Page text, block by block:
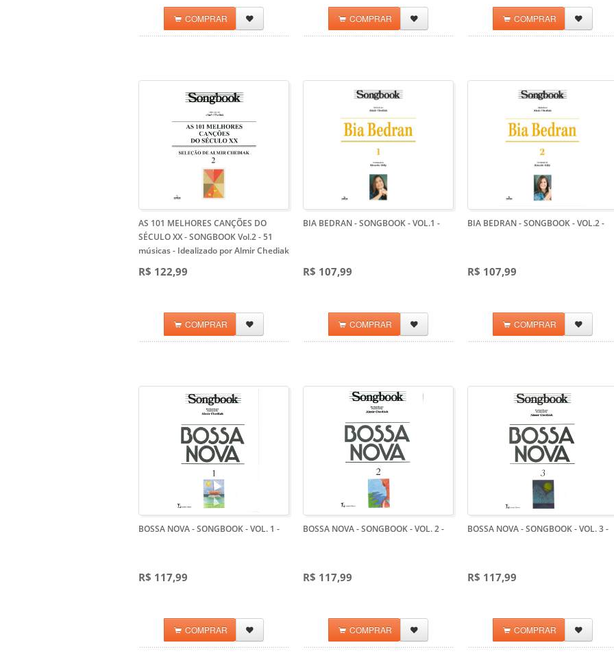
COMPRAR COMPRAR COMPRAR
AS 101 MELHORES CANÇÕES DO
SÉCULO XX - SONGBOOK Vol.2- 51
músicas - Idealizado por Almir Chediak
R$ 122,99
COMPRAR
BIA BEDRAN - SONGBOOK - VOL.1 -
R$ 107,99
COMPRAR
BIA BEDRAN - SONGBOOK - VOL.2-
R$ 107,99
COMPRAR
BOSSA NOVA - SONGBOOK - VOL. 1 -
R$ 117,99
COMPRAR
BOSSA NOVA - SONGBOOK - VOL. 2-
R$ 117,99
COMPRAR
BOSSA NOVA - SONGBOOK - VOL. 3-
R$ 117,99
COMPRAR